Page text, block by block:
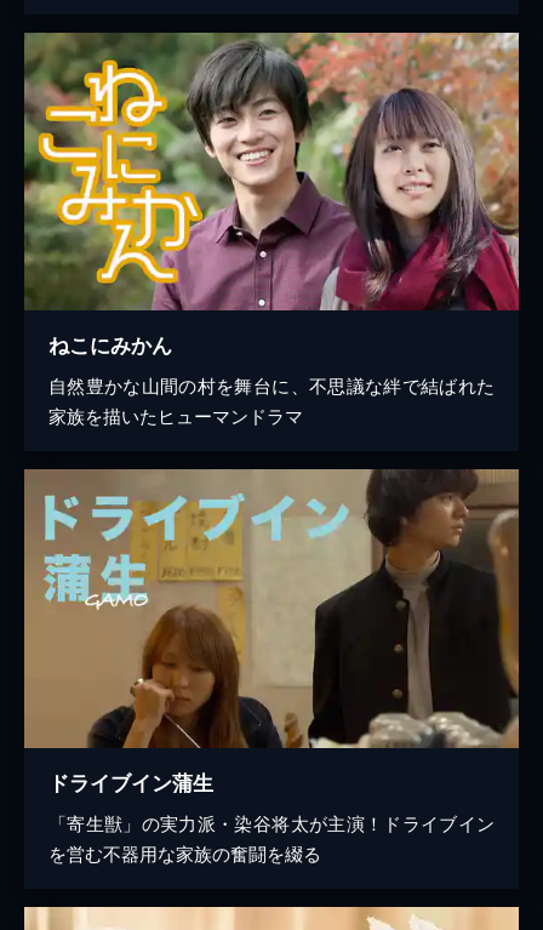
ねこにみかん
自然豊かな山間の村を舞台に、不思議な絆で結ばれた
家族を描いたヒューマンドラマ
ドライブイン蒲生
「寄生獣」の実力派・染谷将太が主演！ドライブイン
を営む不器用な家族の奮闘を綴る